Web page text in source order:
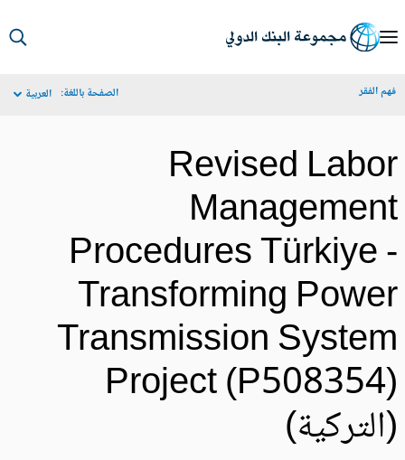
الفقر الصفحة باللغة: العربية
Revised
Procedures Türkiye
Transforming
Transmission
Project